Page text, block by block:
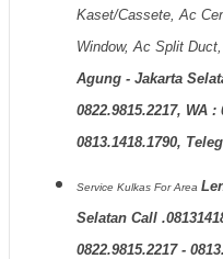
Kaset/Cassete, Ac
Window, Ac Split
Agung - Jakarta
0822.9815.2217, WA :
0813.1418.1790,
Service Kulkas For Area
Selatan Call
0822.9815.2217 -